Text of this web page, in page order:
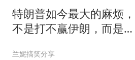
特朗普如今最大的麻烦，
不是打不赢伊朗，而是美
兰妮搞笑分享